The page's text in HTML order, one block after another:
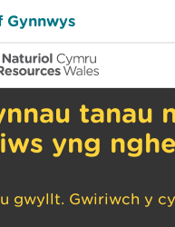
Gynnwys
tanau
yng
gwyllt. Gwiriwch y